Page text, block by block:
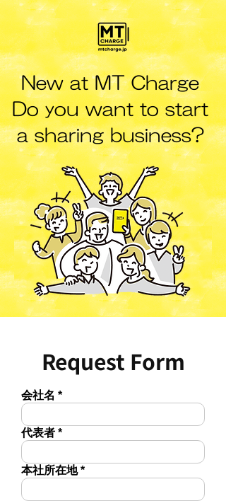
New at MT Charge
Do you want to start
a sharing business?
Request Form
会社名
代表者
本社所在地